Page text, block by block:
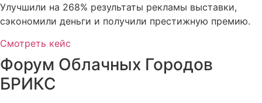
Улучшили на 268% результаты рекламы выставки,
сэкономили деньги и получили престижную премию.
Смотреть кейс
Форум Облачных Городов
БРИКС